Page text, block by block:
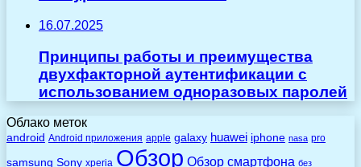
16.07.2025
Принципы работы и преимущества
двухфакторной аутентификации с
использованием одноразовых паролей
Облако меток
android Android приложения apple galaxy huawei iphone nasa pro
samsung Sony xperia Обзор Обзор смартфона без